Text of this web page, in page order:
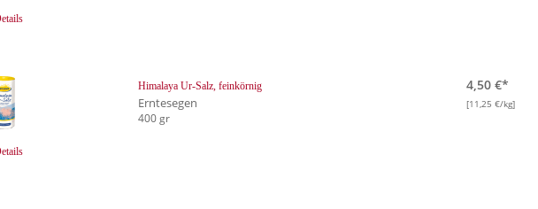
Himalaya Ur-Salz, feinkörnig
Erntesegen
400 gr
4,50 €*
[11,25 €/kg]